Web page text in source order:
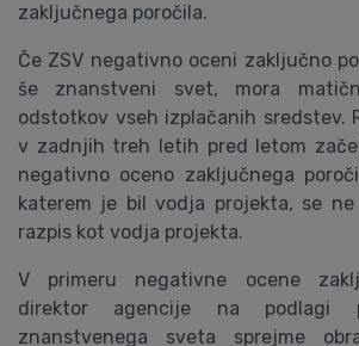
zaključnega poročila.
Če ZSV negativno oceni zaključno
še znanstveni svet, mora
odstotkov vseh izplačanih sredstev.
v zadnjih treh letih pred letom
negativno oceno zaključnega
katerem je bil vodja projekta, se
razpis kot vodja projekta.
V primeru negativne ocene
direktor agencije na podlagi
znanstvenega sveta sprejme